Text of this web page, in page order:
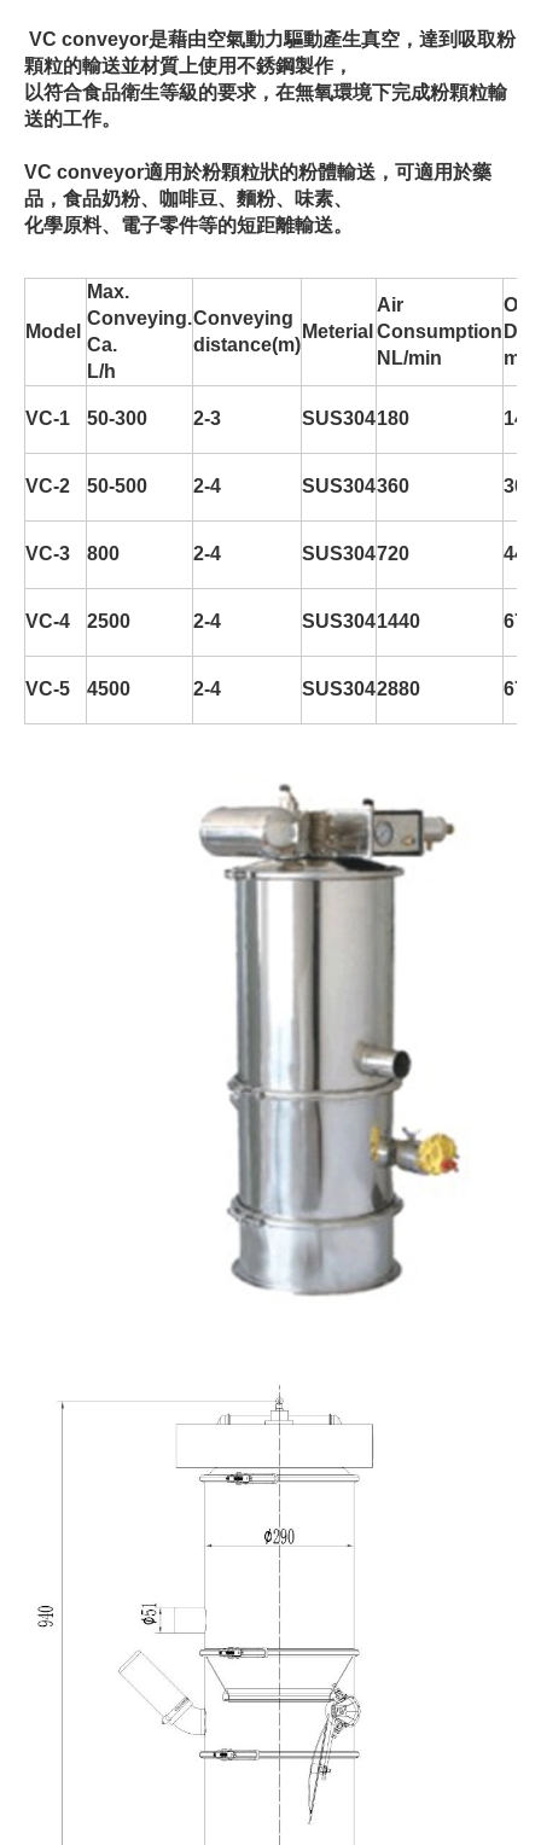
VC conveyor是藉由空氣動力驅動產生真空，達到吸取粉
顆粒的輸送並材質上使用不銹鋼製作，
以符合食品衛生等級的要求，在無氧環境下完成粉顆粒輸
送的工作。
VC conveyor適用於粉顆粒狀的粉體輸送，可適用於藥
品，食品奶粉、咖啡豆、麵粉、味素、
化學原料、電子零件等的短距離輸送。
Model
Max.
Conveying.
Ca.
L/h
Conveying
distance(m)
Meterial
Air
Consumption
NL/min
mm
VC-1 50-300 2-3 SUS304180
VC-2 50-500 2-4 SUS304360
VC-3 800 2-4 SUS304720
VC-4 2500 2-4 SUS3041440
VC-5 4500 2-4 SUS3042880